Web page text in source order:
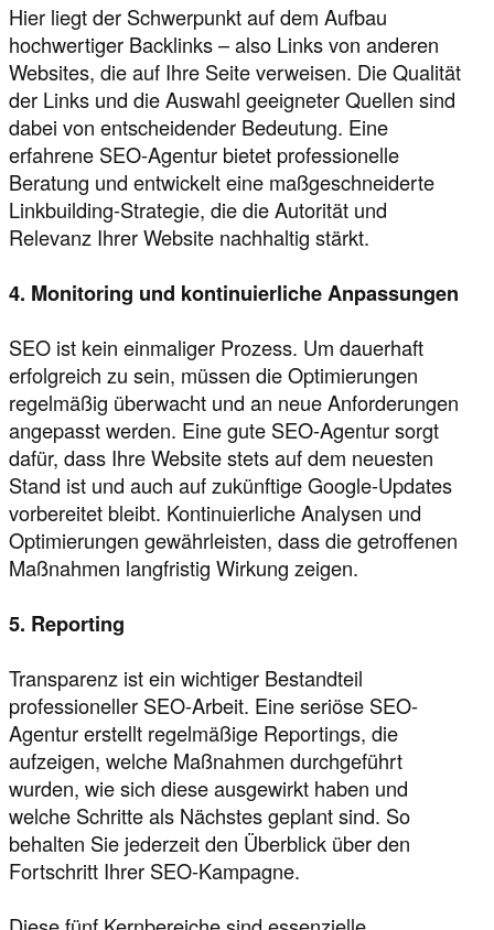
Hier liegt der Schwerpunkt auf dem Aufbau
hochwertiger Backlinks – also Links von anderen
Websites, die auf Ihre Seite verweisen. Die Qualität
der Links und die Auswahl geeigneter Quellen sind
dabei von entscheidender Bedeutung. Eine
erfahrene SEO-Agentur bietet professionelle
Beratung und entwickelt eine maßgeschneiderte
Linkbuilding-Strategie, die die Autorität und
Relevanz Ihrer Website nachhaltig stärkt.
4. Monitoring und kontinuierliche Anpassungen
SEO ist kein einmaliger Prozess. Um dauerhaft
erfolgreich zu sein, müssen die Optimierungen
regelmäßig überwacht und an neue Anforderungen
angepasst werden. Eine gute SEO-Agentur sorgt
dafür, dass Ihre Website stets auf dem neuesten
Stand ist und auch auf zukünftige Google-Updates
vorbereitet bleibt. Kontinuierliche Analysen und
Optimierungen gewährleisten, dass die getroffenen
Maßnahmen langfristig Wirkung zeigen.
5. Reporting
Transparenz ist ein wichtiger Bestandteil
professioneller SEO-Arbeit. Eine seriöse SEO-
Agentur erstellt regelmäßige Reportings, die
aufzeigen, welche Maßnahmen durchgeführt
wurden, wie sich diese ausgewirkt haben und
welche Schritte als Nächstes geplant sind. So
behalten Sie jederzeit den Überblick über den
Fortschritt Ihrer SEO-Kampagne.